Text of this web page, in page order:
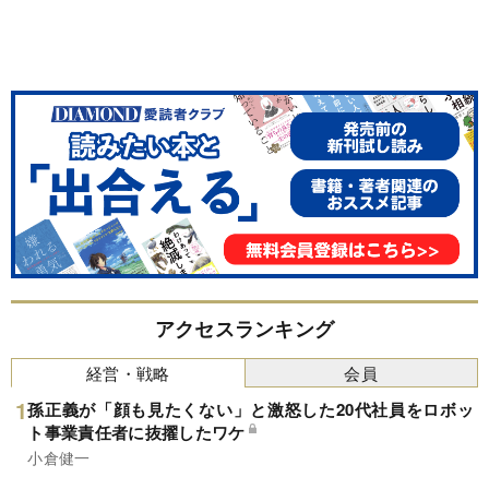
アクセスランキング
経営・戦略
孫正義が「顔も見たくない」と激怒した20代社員をロボッ
ト事業責任者に抜擢したワケ
小倉健一
会員